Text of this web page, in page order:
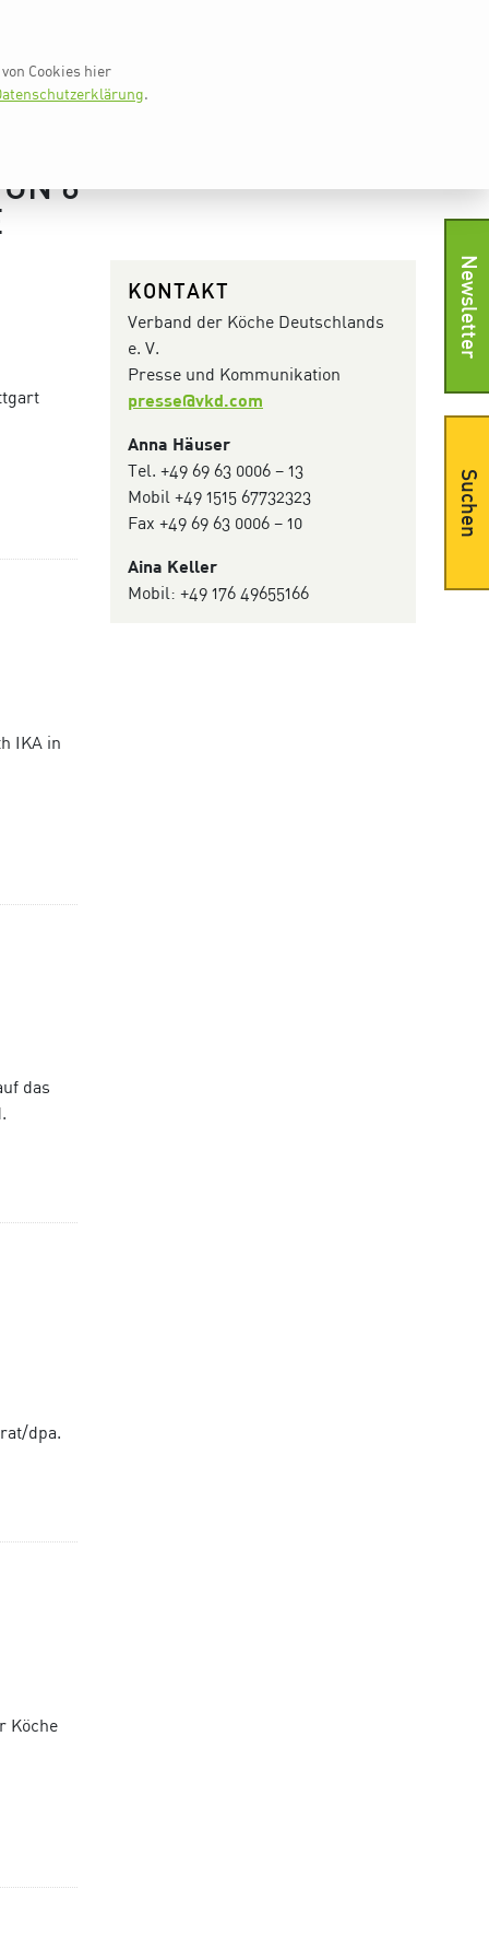
IKA TV PRESSE
6
IKA in
das
dpa.
Köche
KONTAKT
Verband der Köche Deutschlands
e. V.
Presse und Kommunikation
presse@vkd.com
Anna Häuser
Tel. +49 69 63 0006 – 13
Mobil +49 1515 67732323
Fax +49 69 63 0006 – 10
Aina Keller
Mobil: +49 176 49655166
Newsletter
Suchen
Cookies hier
.